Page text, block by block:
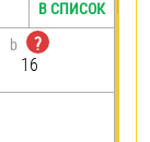
b
?
16
В СПИСОК